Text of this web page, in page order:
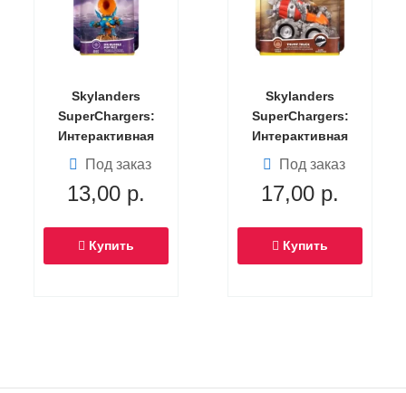
Skylanders
SuperChargers:
Интерактивная
фигурка Big
Bubble Pop Fizz
(Скайлендер-
Под заказ
13,00 р.
Купить
Skylanders
SuperChargers:
Интерактивная
фигурка Thump
Truck (машина)
Под заказ
17,00 р.
Купить